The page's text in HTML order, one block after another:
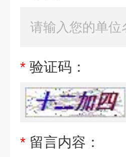
* 验证码：
* 留言内容：